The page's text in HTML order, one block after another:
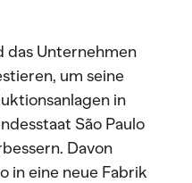
das Unternehmen
um seine
in
São Paulo
Davon
in eine neue Fabrik